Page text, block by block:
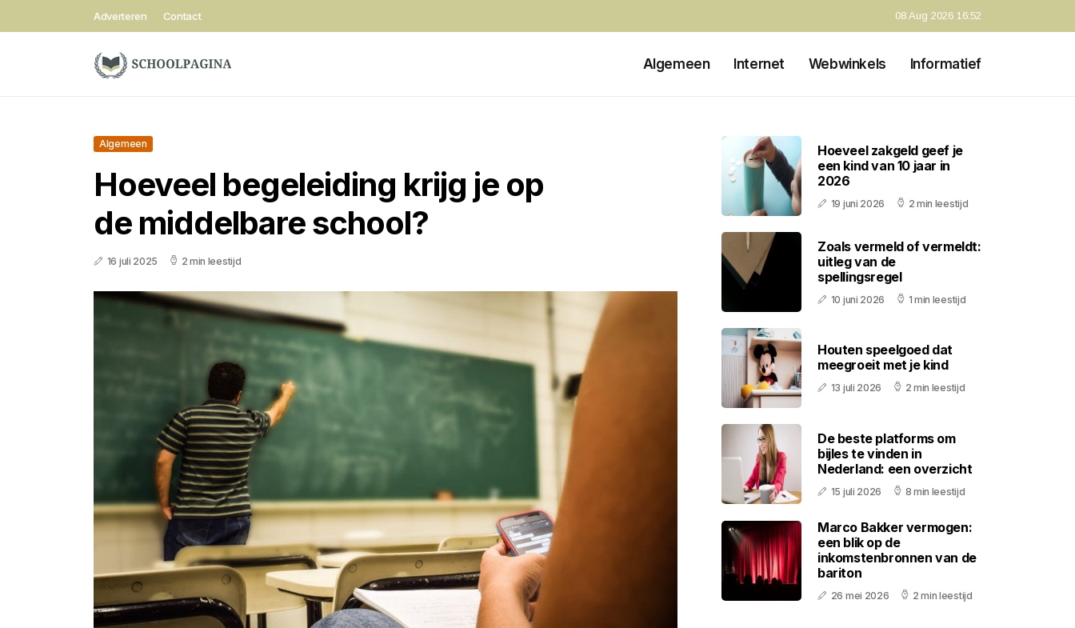
Adverteren Contact 08 Aug 2026 16:52
Algemeen Internet Webwinkels Informatief
Algemeen
Hoeveel begeleiding krijg je op
de middelbare school?
16 juli 2025 2 min leestijd
Hoeveel zakgeld geef je
een kind van 10 jaar in
2026
19 juni 2026 2 min leestijd
Zoals vermeld of vermeldt:
uitleg van de
spellingsregel
10 juni 2026 1 min leestijd
Houten speelgoed dat
meegroeit met je kind
13 juli 2026 2 min leestijd
De beste platforms om
bijles te vinden in
Nederland: een overzicht
15 juli 2026 8 min leestijd
Marco Bakker vermogen:
een blik op de
inkomstenbronnen van de
bariton
26 mei 2026 2 min leestijd